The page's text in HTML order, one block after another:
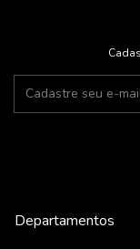
Departamentos